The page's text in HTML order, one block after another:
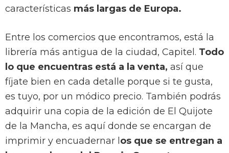
características más largas de Europa.
Entre los comercios que encontramos, está la
librería más antigua de la ciudad, Capitel. Todo
lo que encuentras está a la venta, así que
fíjate bien en cada detalle porque si te gusta,
es tuyo, por un módico precio. También podrás
adquirir una copia de la edición de El Quijote
de la Mancha, es aquí donde se encargan de
imprimir y encuadernar l os que se entregan a